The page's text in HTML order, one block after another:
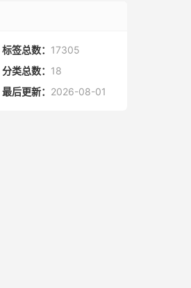
标签总数： 17305
分类总数： 18
最后更新： 2026-08-01